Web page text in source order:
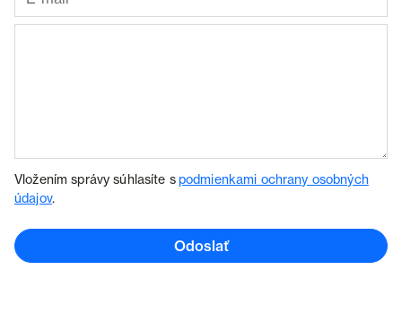
Vložením správy súhlasíte spodmienkami ochrany osobných
údajov.
Odoslať